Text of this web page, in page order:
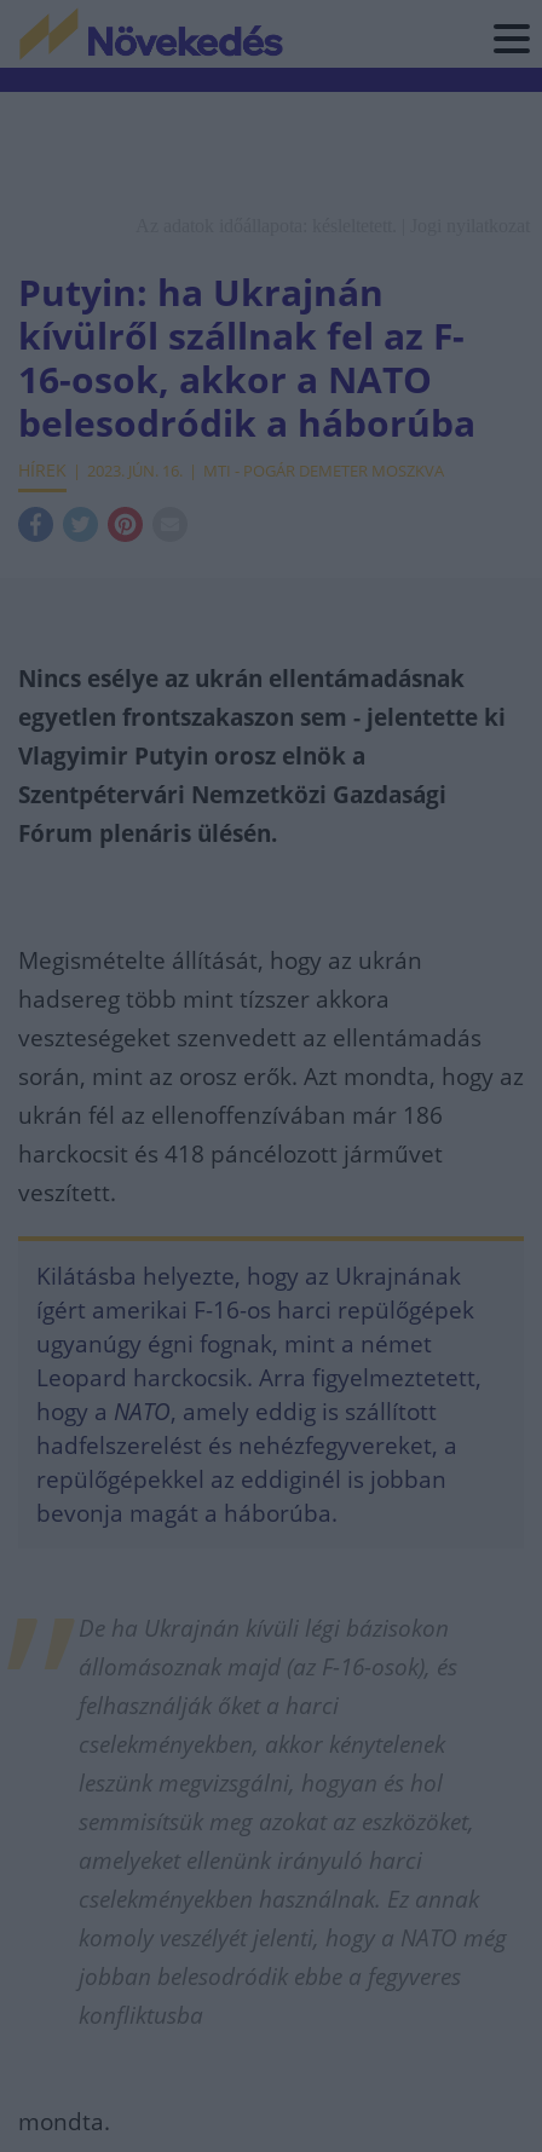
Putyin: ha Ukrajnán
kívülről szállnak fel az F-
16-osok, akkor a NATO
belesodródik a háborúba
HÍREK 2023. JÚN. 16. MTI - POGÁR DEMETER MOSZKVA
Nincs esélye az ukrán ellentámadásnak
egyetlen frontszakaszon sem - jelentette ki
Vlagyimir Putyin orosz elnök a
Szentpétervári Nemzetközi Gazdasági
Fórum plenáris ülésén.
Megismételte állítását, hogy az ukrán
hadsereg több mint tízszer akkora
veszteségeket szenvedett az ellentámadás
során, mint az orosz erők. Azt mondta, hogy az
ukrán fél az ellenoffenzívában már 186
harckocsit és 418 páncélozott járművet
veszített.
Kilátásba helyezte, hogy az Ukrajnának
ígért amerikai F-16-os harci repülőgépek
ugyanúgy égni fognak, mint a német
Leopard harckocsik. Arra figyelmeztetett,
hogy a NATO, amely eddig is szállított
hadfelszerelést és nehézfegyvereket, a
repülőgépekkel az eddiginél is jobban
bevonja magát a háborúba.
De ha Ukrajnán kívüli légi bázisokon
állomásoznak majd (az F-16-osok), és
felhasználják őket a harci
cselekményekben, akkor kénytelenek
leszünk megvizsgálni, hogyan és hol
semmisítsük meg azokat az eszközöket,
amelyeket ellenünk irányuló harci
cselekményekben használnak. Ez annak
komoly veszélyét jelenti, hogy a NATO még
jobban belesodródik ebbe a fegyveres
konfliktusba
mondta.